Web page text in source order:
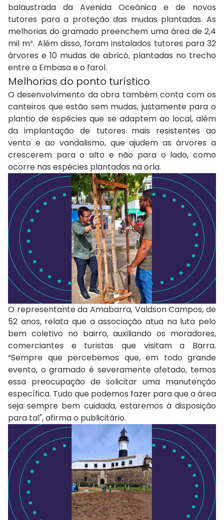
balaustrada da Avenida Oceânica e de novos
tutores para a proteção das mudas plantadas. As
melhorias do gramado preenchem uma área de 2,4
mil m². Além disso, foram instalados tutores para 32
árvores e 10 mudas de abricó, plantadas no trecho
entre a Embasa e o farol.
Melhorias do ponto turístico
O desenvolvimento da obra também conta com os
canteiros que estão sem mudas, justamente para o
plantio de espécies que se adaptem ao local, além
da implantação de tutores mais resistentes ao
vento e ao vandalismo, que ajudem as árvores a
crescerem para o alto e não para o lado, como
ocorre nas espécies plantadas na orla.
O representante da Amabarra, Valdson Campos, de
52 anos, relata que a associação atua na luta pelo
bem coletivo no bairro, auxiliando os moradores,
comerciantes e turistas que visitam a Barra.
“Sempre que percebemos que, em todo grande
evento, o gramado é severamente afetado, temos
essa preocupação de solicitar uma manutenção
específica. Tudo que podemos fazer para que a área
seja sempre bem cuidada, estaremos à disposição
para tal", afirma o publicitário.